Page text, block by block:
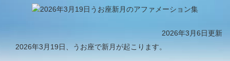
2026年3月6日更新
2026年3月19日、うお座で新月が起こります。